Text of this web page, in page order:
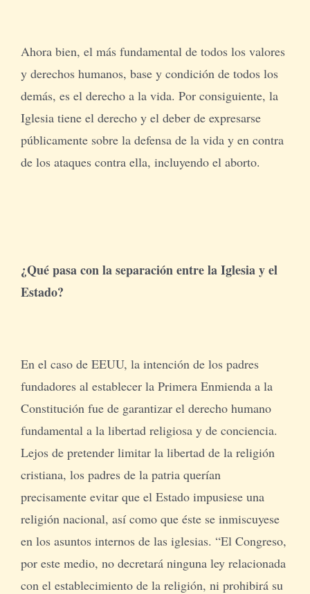
Ahora bien, el más fundamental de todos los valores
y derechos humanos, base y condición de todos los
demás, es el derecho a la vida. Por consiguiente, la
Iglesia tiene el derecho y el deber de expresarse
públicamente sobre la defensa de la vida y en contra
de los ataques contra ella, incluyendo el aborto.
¿Qué pasa con la separación entre la Iglesia y el
Estado?
En el caso de EEUU, la intención de los padres
fundadores al establecer la Primera Enmienda a la
Constitución fue de garantizar el derecho humano
fundamental a la libertad religiosa y de conciencia.
Lejos de pretender limitar la libertad de la religión
cristiana, los padres de la patria querían
precisamente evitar que el Estado impusiese una
religión nacional, así como que éste se inmiscuyese
en los asuntos internos de las iglesias. “El Congreso,
por este medio, no decretará ninguna ley relacionada
con el establecimiento de la religión, ni prohibirá su